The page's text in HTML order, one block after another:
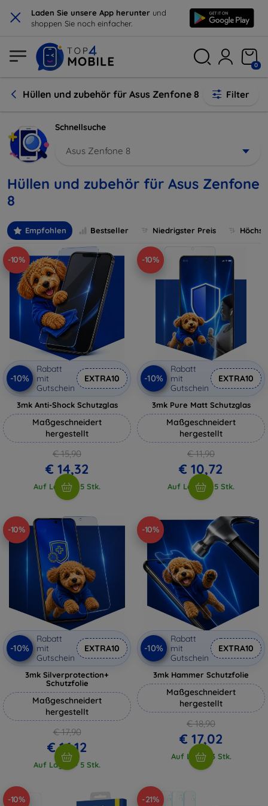
× Laden Sie unsere App herunter und
shoppen Sie noch einfacher.
0
Hüllen und zubehör für Asus Zenfone 8 Filter
Schnellsuche
Asus Zenfone 8
Hüllen und zubehör für Asus Zenfone
8
Empfohlen Bestseller Niedrigster Preis
-10%
-10%
Rabatt
mit
Gutschein
EXTRA10
3mk Anti-Shock Schutzglas
Maßgeschneidert
hergestellt
€ 15,90
€ 14,32
Auf Lager > 5 Stk.
-10%
-10%
Rabatt
mit
Gutschein
EXTRA10
3mk Pure Matt Schutzglas
Maßgeschneidert
hergestellt
€ 11,90
€ 10,72
Auf Lager > 5 Stk.
-10%
-10%
Rabatt
mit
Gutschein
EXTRA10
3mk Silverprotection+
Schutzfolie
Maßgeschneidert
hergestellt
€ 17,90
€ 16,12
Auf Lager > 5 Stk.
-10%
-10%
Rabatt
mit
Gutschein
EXTRA10
3mk Hammer Schutzfolie
Maßgeschneidert
hergestellt
€ 18,90
€ 17,02
Auf Lager 3 Stk.
-10% -21%